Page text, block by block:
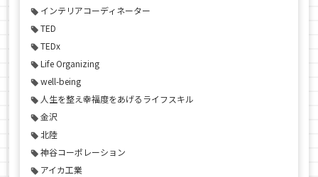
インテリアコーディネーター
TED
TEDx
Life Organizing
well-being
人生を整え幸福度をあげるライフスキル
金沢
北陸
神谷コーポレーション
アイカ工業